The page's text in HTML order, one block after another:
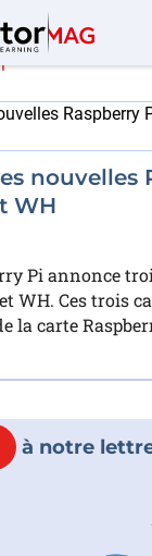
sur
nouvelles
WH
Pi annonce
WH. Ces trois
la carte
à notre